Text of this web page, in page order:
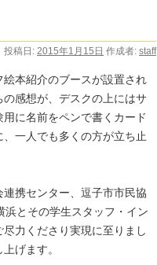
投稿日: 2015年1月15日 作成者: staff
本紹介のブースが設置され
感想が、デスクの上にはサ
に名前をペンで書くカード
一人でも多くの方が立ち止
携センター、逗子市市民協
とその学生スタッフ・イン
力くださり実現に至りまし
げます。